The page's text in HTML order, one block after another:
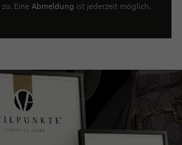
zu. Eine Abmeldung ist jederzeit möglich.